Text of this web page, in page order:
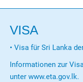
VISA
• Visa für Sri Lanka
Informationen zur
unter www.eta.gov.lk.